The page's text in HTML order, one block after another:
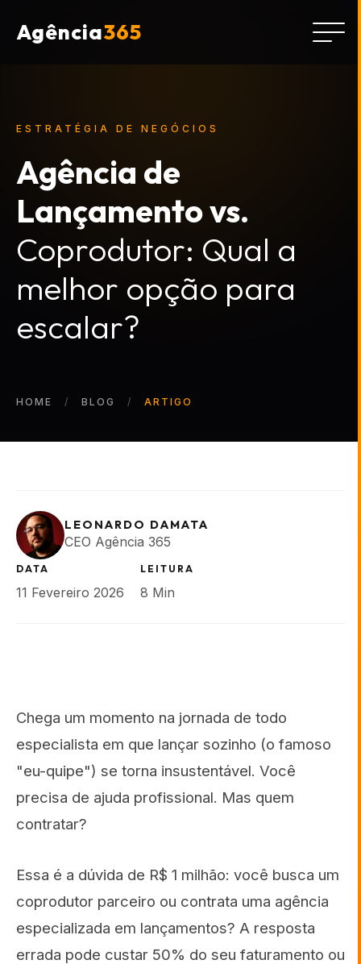
Agência365
ESTRATÉGIA DE NEGÓCIOS
Agência de
Lançamento vs.
Coprodutor: Qual a
melhor opção para
escalar?
HOME BLOG ARTIGO
LEONARDO DAMATA
CEO Agência 365
DATA
11 Fevereiro 2026
LEITURA
8 Min
Chega um momento na jornada de todo
especialista em que lançar sozinho (o famoso
"eu-quipe") se torna insustentável. Você
precisa de ajuda profissional. Mas quem
contratar?
Essa é a dúvida de R$ 1 milhão: você busca um
coprodutor parceiro ou contrata uma agência
especializada em lançamentos? A resposta
errada pode custar 50% do seu faturamento ou